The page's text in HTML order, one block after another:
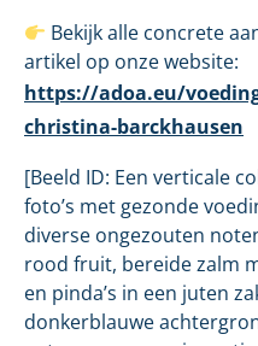
Bekijk alle concrete
artikel op onze website:
https://adoa.eu/
christina-barckhausen
[Beeld ID: Een verticale
foto’s met gezonde
diverse ongezouten
rood fruit, bereide zalm
en pinda’s in een juten
donkerblauwe